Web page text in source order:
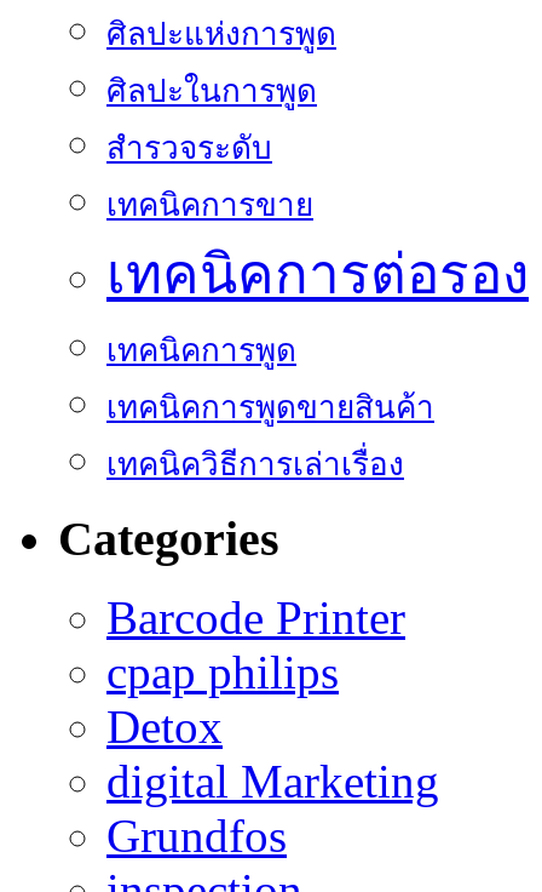
ศิลปะแห่งการพูด
ศิลปะในการพูด
สำรวจระดับ
เทคนิคการขาย
เทคนิคการต่อรอง
เทคนิคการพูด
เทคนิคการพูดขายสินค้า
เทคนิควิธีการเล่าเรื่อง
Categories
Barcode Printer
cpap philips
Detox
digital Marketing
Grundfos